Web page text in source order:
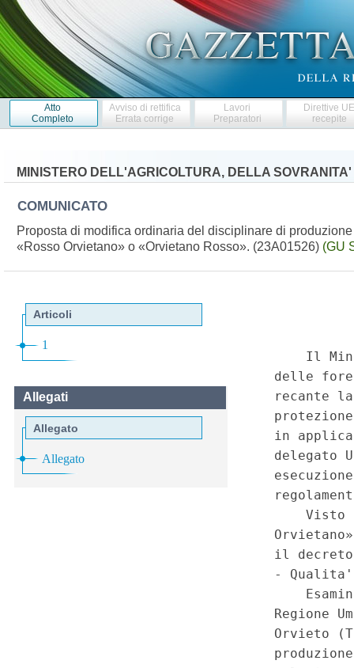
Atto
Completo
Avviso di rettifica
Errata corrige
Lavori
Preparatori
Direttive
recepite
MINISTERO DELL'AGRICOLTURA, DELLA
COMUNICATO
Proposta di modifica ordinaria del disciplinare di
«Rosso Orvietano» o «Orvietano Rosso». (23A01526) (GU